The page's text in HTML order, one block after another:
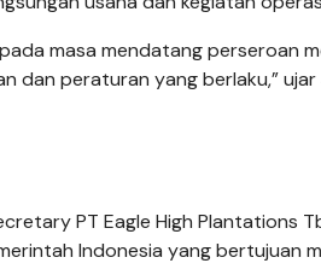
masa mendatang perseroan
dan peraturan yang berlaku,”
PT Eagle High Plantations
Indonesia yang bertujuan